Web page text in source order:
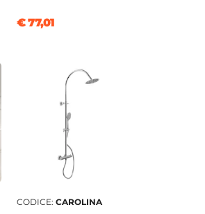
€ 77,01
CODICE: CAROLINA